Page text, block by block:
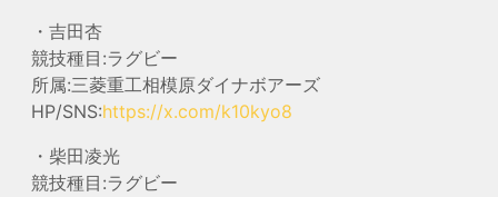
・吉田杏
競技種目:ラグビー
所属:三菱重工相模原ダイナボアーズ
HP/SNS:https://x.com/k10kyo8
・柴田凌光
競技種目:ラグビー